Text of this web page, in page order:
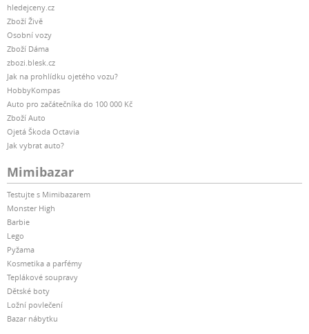
hledejceny.cz
Zboží Živě
Osobní vozy
Zboží Dáma
zbozi.blesk.cz
Jak na prohlídku ojetého vozu?
HobbyKompas
Auto pro začátečníka do 100 000 Kč
Zboží Auto
Ojetá Škoda Octavia
Jak vybrat auto?
Mimibazar
Testujte s Mimibazarem
Monster High
Barbie
Lego
Pyžama
Kosmetika a parfémy
Teplákové soupravy
Dětské boty
Ložní povlečení
Bazar nábytku